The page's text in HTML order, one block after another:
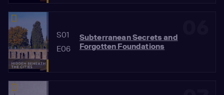
S01
E06
Subterranean Secrets and
Forgotten Foundations